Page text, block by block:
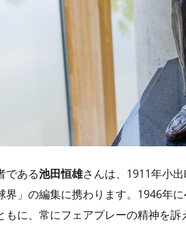
である池田恒雄さんは、1911年小
界」の編集に携わります。1946年に
もに、常にフェアプレーの精神を